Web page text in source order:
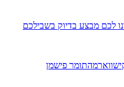
לכם מבצע בדיוק בשבילכם
שווארמהתומר פישמן